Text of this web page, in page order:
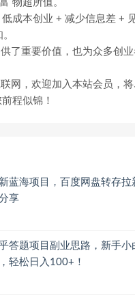
物超所值。
成本创业 + 减少信息差 +
了重要价值，也为众多创业
网，欢迎加入本站会员，
程似锦！
蓝海项目，百度网盘转存拉
享
答题项目副业思路，新手小
轻松日入100+！